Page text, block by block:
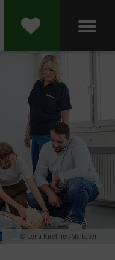
Lena Kirchner/Malteser